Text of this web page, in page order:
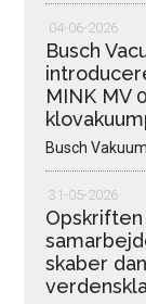
04-06-2026
Busch
MINK MV
Busch
31-05-2026
skaber